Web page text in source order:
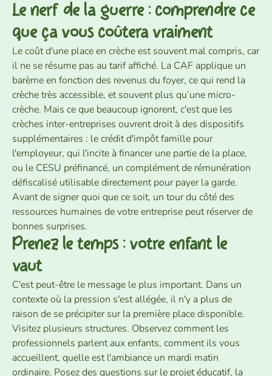
Le nerf de la guerre : comprendre ce
que ça vous coûtera vraiment
Le coût d'une place en crèche est souvent mal compris, car
il ne se résume pas au tarif affiché. La CAF applique un
barème en fonction des revenus du foyer, ce qui rend la
crèche très accessible, et souvent plus qu’une micro-
crèche. Mais ce que beaucoup ignorent, c'est que les
crèches inter-entreprises ouvrent droit à des dispositifs
supplémentaires : le crédit d'impôt famille pour
l'employeur, qui l'incite à financer une partie de la place,
ou le CESU préfinancé, un complément de rémunération
défiscalisé utilisable directement pour payer la garde.
Avant de signer quoi que ce soit, un tour du côté des
ressources humaines de votre entreprise peut réserver de
bonnes surprises.
Prenez le temps : votre enfant le
vaut
C'est peut-être le message le plus important. Dans un
contexte où la pression s'est allégée, il n'y a plus de
raison de se précipiter sur la première place disponible.
Visitez plusieurs structures. Observez comment les
professionnels parlent aux enfants, comment ils vous
accueillent, quelle est l'ambiance un mardi matin
ordinaire. Posez des questions sur le projet éducatif, la